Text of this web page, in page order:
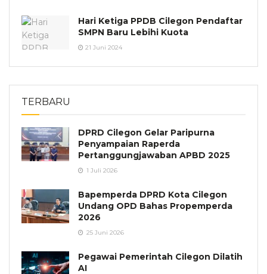
Hari Ketiga PPDB Cilegon Pendaftar
SMPN Baru Lebihi Kuota
21 Juni 2024
TERBARU
DPRD Cilegon Gelar Paripurna
Penyampaian Raperda
Pertanggungjawaban APBD 2025
1 Juli 2026
Bapemperda DPRD Kota Cilegon
Undang OPD Bahas Propemperda
2026
25 Juni 2026
Pegawai Pemerintah Cilegon Dilatih
AI